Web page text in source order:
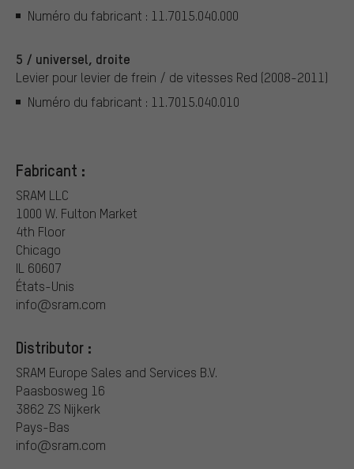
Numéro du fabricant : 11.7015.040.000
5 / universel, droite
Levier pour levier de frein / de vitesses Red (2008-2011)
Numéro du fabricant : 11.7015.040.010
Fabricant :
SRAM LLC
1000 W. Fulton Market
4th Floor
Chicago
IL 60607
États-Unis
info@sram.com
Distributor :
SRAM Europe Sales and Services B.V.
Paasbosweg 16
3862 ZS Nijkerk
Pays-Bas
info@sram.com